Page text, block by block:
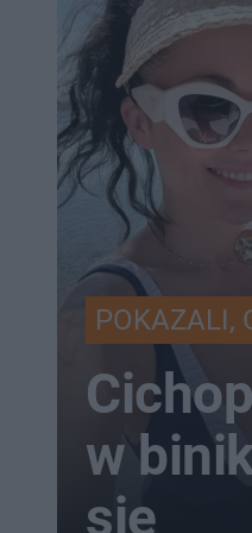
POKAZALI,
w
się